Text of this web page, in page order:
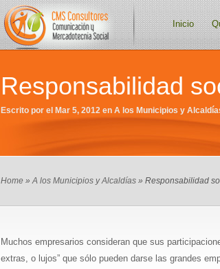
Inicio
Responsabilidad
Escrito por el Mar 5, 2012 en A los Municipios y
Home »A los Municipios y Alcaldías » Responsabilidad
Muchos empresarios consideran que sus
extras, o lujos” que sólo pueden darse las grandes